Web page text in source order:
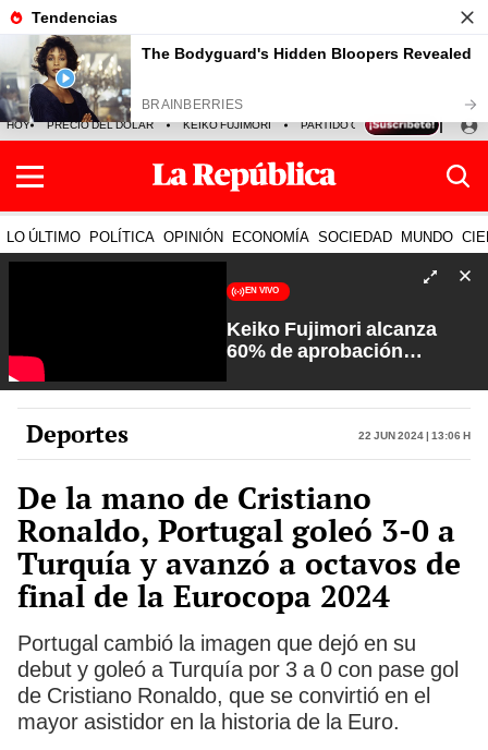
HOY PRECIO DEL DÓLAR KEIKO FUJIMORI PARTIDO OBRAS ARMONÍA 10
LO ÚLTIMO POLÍTICA OPINIÓN ECONOMÍA SOCIEDAD MUNDO
EN VIVO
Keiko Fujimori alcanza
60% de aprobación
Rosa María Palacios
Deportes 22 Jun 2024 | 13:06 h
De la mano de Cristiano
Ronaldo, Portugal goleó 3-0 a
Turquía y avanzó a octavos de
final de la Eurocopa 2024
Portugal cambió la imagen que dejó en su
debut y goleó a Turquía por 3 a 0 con pase gol
de Cristiano Ronaldo, que se convirtió en el
mayor asistidor en la historia de la Euro.